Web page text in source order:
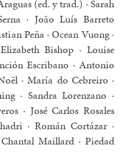
(ed. y trad.) · Sarah
· João Luís Barreto
Peña · Ocean Vuong ·
Bishop · Louise
Escribano · Antonio
· María do Cebreiro ·
· Sandra Lorenzano ·
· José Carlos Rosales
· Román Cortázar ·
Maillard · Piedad